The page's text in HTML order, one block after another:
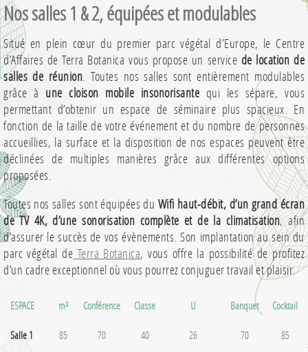
Nos salles 1 & 2, équipées et modulables
Situé en plein cœur du premier parc végétal d’Europe, le Centre
d’Affaires de Terra Botanica vous propose un service de location de
salles de réunion. Toutes nos salles sont entièrement modulables
grâce à une cloison mobile insonorisante qui les sépare, vous
permettant d’obtenir un espace de séminaire plus spacieux. En
fonction de la taille de votre événement et du nombre de personnes
accueillies, la surface et la disposition de nos espaces peuvent être
déclinées de multiples manières grâce aux différentes options
proposées.
Toutes nos salles sont équipées du Wifi haut-débit, d’un grand écran
de TV 4K, d’une sonorisation complète et de la climatisation, afin
d’assurer le succès de vos évènements. Son implantation au sein du
parc végétal de Terra Botanica, vous offre la possibilité de profitez
d’un cadre exceptionnel où vous pourrez conjuguer travail et plaisir.
ESPACE m² Conférence Classe U Banquet Cocktail
Salle 1 85 70 40 26 70
85